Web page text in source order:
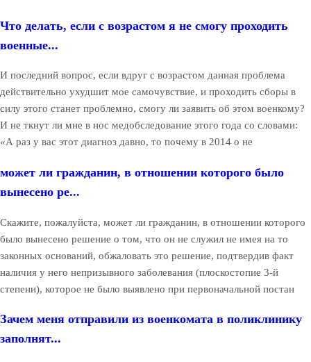
Что делать, если с возрастом я не смогу проходить
военные...
И последний вопрос, если вдруг с возрастом данная проблема
действительно ухудшит мое самочувствие, и проходить сборы в
силу этого станет проблемно, смогу ли заявить об этом военкому?
И не ткнут ли мне в нос медобследование этого года со словами:
«А раз у вас этот диагноз давно, то почему в 2014 о не
может ли гражданин, в отношении которого было
вынесено ре...
Скажите, пожалуйста, может ли гражданин, в отношении которого
было вынесено решение о том, что он не служил не имея на то
законных оснований, обжаловать это решение, подтвердив факт
наличия у него непризывного заболевания (плоскостопие 3-й
степени), которое не было выявлено при первоначальной постан
Зачем меня отправили из военкомата в поликлинику
заполнят...